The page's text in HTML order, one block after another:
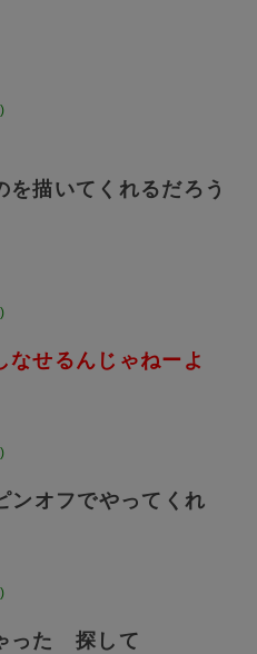
を描いてくれるだろう
なせるんじゃねーよ
ンオフでやってくれ
った 探して